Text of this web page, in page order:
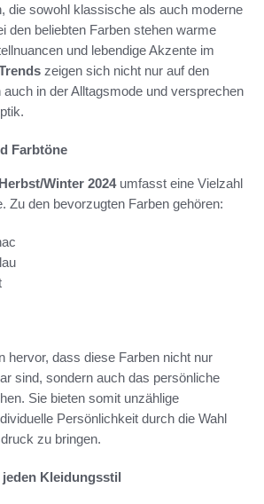
die sowohl klassische als auch moderne
den beliebten Farben stehen warme
und lebendige Akzente im
zeigen sich nicht nur auf den
auch in der Alltagsmode und versprechen
Farbtöne
Herbst/Winter 2024umfasst eine Vielzahl
Zu den bevorzugten Farben gehören:
hervor, dass diese Farben nicht nur
sind, sondern auch das persönliche
Sie bieten somit unzählige
Persönlichkeit durch die Wahl
zu bringen.
Kleidungsstil